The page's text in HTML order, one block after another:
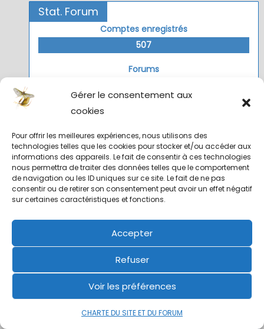
Gérer le consentement aux
cookies
Pour offrir les meilleures expériences, nous utilisons des
technologies telles que les cookies pour stocker et/ou accéder aux
informations des appareils. Le fait de consentir à ces technologies
nous permettra de traiter des données telles que le comportement
de navigation ou les ID uniques sur ce site. Le fait de ne pas
consentir ou de retirer son consentement peut avoir un effet négatif
sur certaines caractéristiques et fonctions.
Accepter
Refuser
Voir les préférences
CHARTE DU SITE ET DU FORUM
Stat. Forum
Comptes enregistrés
507
Forums
Réponses
44 333
Mot-clés du sujet
1 057
Mots-clés de sujets vides
166